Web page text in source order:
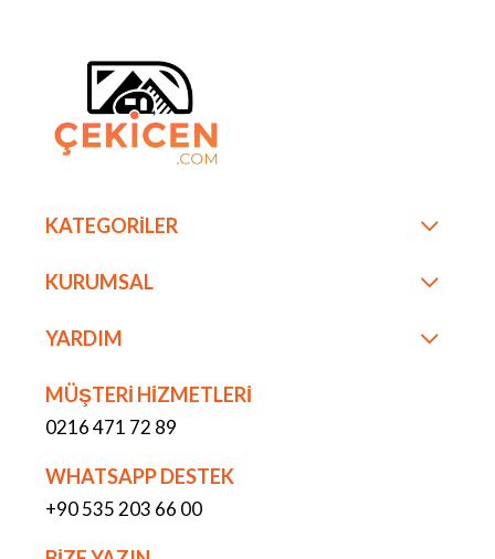
KATEGORİLER
KURUMSAL
YARDIM
MÜŞTERİ HİZMETLERİ
0216 471 72 89
WHATSAPP DESTEK
+90 535 203 66 00